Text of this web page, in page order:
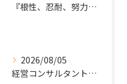
『根性、忍耐、努力という言葉は死語なのか』
2026/08/05
経営コンサルタントのモーちゃん・毛利京申です。